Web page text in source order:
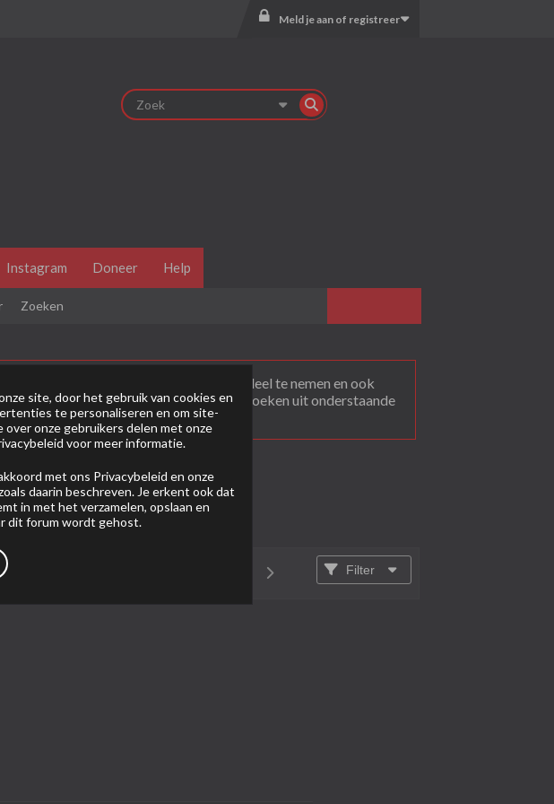
Meld je aan of registreer
Instagram Doneer Help
Zoeken
de
. Om actief deel te nemen en ook
selecteer het forum dat je wil bezoeken uit onderstaande
Filter
site, door het gebruik van cookies en
te personaliseren en om site-
onze gebruikers delen met onze
voor meer informatie.
met ons Privacybeleid en onze
daarin beschreven. Je erkent ook dat
in met het verzamelen, opslaan en
dit forum wordt gehost.